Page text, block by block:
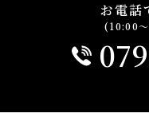
お電話
(10:00